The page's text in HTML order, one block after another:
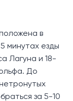
в
минутах езды
Лагуна и 18-
До
за 5-10